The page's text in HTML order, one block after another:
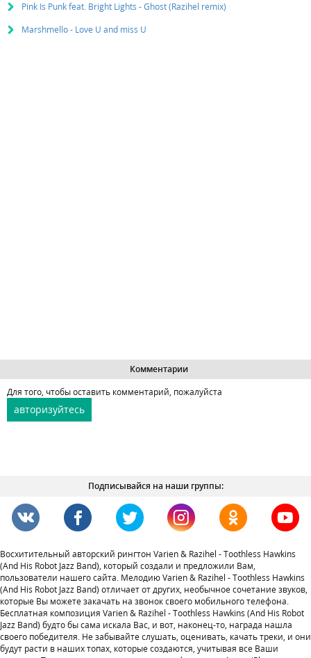
Pink Is Punk feat. Bright Lights - Ghost (Razihel remix)
Marshmello - Love U and miss U
Комментарии
Для того, чтобы оставить комментарий, пожалуйста
авторизуйтесь
Подписывайся на наши группы:
Восхитительный авторский рингтон Varien & Razihel - Toothless Hawkins
(And His Robot Jazz Band), который создали и предложили Вам,
пользователи нашего сайта. Мелодию Varien & Razihel - Toothless Hawkins
(And His Robot Jazz Band) отличает от других, необычное сочетание звуков,
которые Вы можете закачать на звонок своего мобильного телефона.
Бесплатная композиция Varien & Razihel - Toothless Hawkins (And His Robot
Jazz Band) будто бы сама искала Вас, и вот, наконец-то, награда нашла
своего победителя. Не забывайте слушать, оценивать, качать треки, и они
будут расти в наших топах, которые создаются, учитывая все Ваши